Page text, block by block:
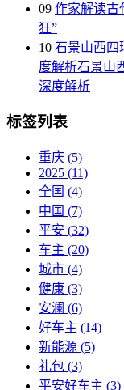
09 作家解读古
狂”
10 石景山西四
度解析石景山
深度解析
标签列表
重庆 (5)
2025 (11)
全国 (4)
中国 (7)
平安 (32)
车主 (20)
城市 (4)
健康 (3)
安澜 (6)
好车主 (14)
新能源 (5)
礼包 (3)
平安好车主 (3)